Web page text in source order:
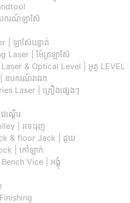
ករណ៍ឡាស៊ែ
| ឡាស៊ែបន្ទាត់
Laser | ម៉ែត្រឡាស៊ែ
& Optical Level | អូតូ LEVEL
ឧបករណ៍រាវរក
Laser | គ្រឿងផ្សេងៗ
ណ្តើរ
| រទេះរុញ
& floor Jack​ | ដូយ
| កៅឡាក់
Vice | អង្គុំ